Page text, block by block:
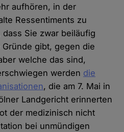
aufhören, in der
Ressentiments zu
Sie zwar beiläufig
gibt, gegen die
welche das sind,
werden die
, die am 7. Mai in
Landgericht erinnerten
der medizinisch nicht
bei unmündigen